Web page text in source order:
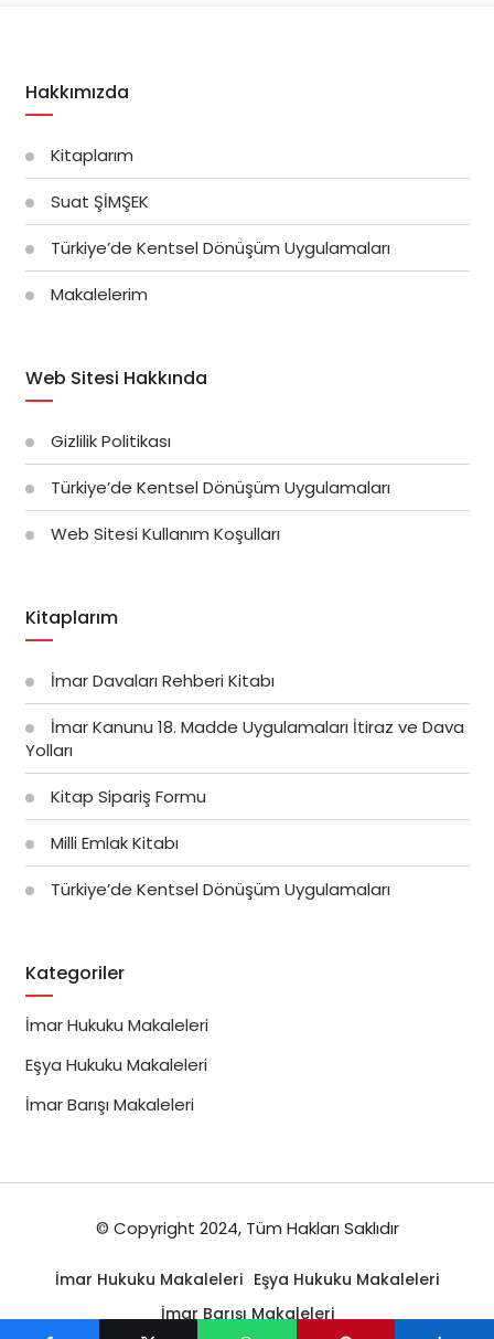
Hakkımızda
Kitaplarım
Suat ŞİMŞEK
Türkiye’de Kentsel Dönüşüm Uygulamaları
Makalelerim
Web Sitesi Hakkında
Gizlilik Politikası
Türkiye’de Kentsel Dönüşüm Uygulamaları
Web Sitesi Kullanım Koşulları
Kitaplarım
İmar Davaları Rehberi Kitabı
İmar Kanunu 18. Madde Uygulamaları İtiraz ve Dava
Yolları
Kitap Sipariş Formu
Milli Emlak Kitabı
Türkiye’de Kentsel Dönüşüm Uygulamaları
Kategoriler
İmar Hukuku Makaleleri
Eşya Hukuku Makaleleri
İmar Barışı Makaleleri
© Copyright 2024, Tüm Hakları Saklıdır
İmar Hukuku Makaleleri Eşya Hukuku Makaleleri
İmar Barışı Makaleleri